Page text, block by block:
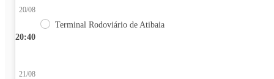
20:40
20/08
Terminal Rodoviário de Atibaia
21/08